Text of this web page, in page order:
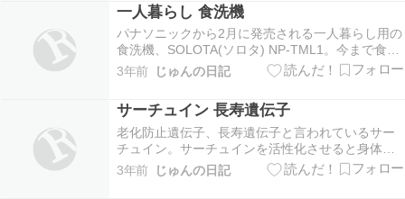
かもしれませんね。少し大人な感じがして、本命
さんも喜びそう…
一人暮らし 食洗機
パナソニックから2月に発売される一人暮らし用の
食洗機、SOLOTA(ソロタ) NP-TML1。今まで食洗
機というと、家族用サイズがほとんど。コンパク
トサイズで容量も少し小さめの食洗機があればい
ず。だって、食事した後の食器洗いってなかな…
3年前 じゅんの日記
サーチュイン 長寿遺伝子
老化防止遺伝子、長寿遺伝子と言われているサー
チュイン。サーチュインを活性化させると身体の
老化現象を遅らせる働きがあるとのこと。そのサ
ーチュインを活性化する食べ物があるらしい。そ
3年前 じゅんの日記